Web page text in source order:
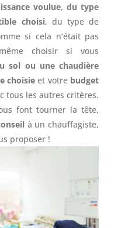
voulue,du type
choisi, du type de
si cela n’était pas
choisir si vous
sol ou une chaudière
choisie et votre budget
tous les autres critères.
font tourner la tête,
à un chauffagiste,
proposer !